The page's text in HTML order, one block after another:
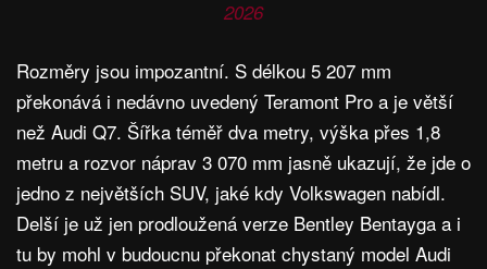
2026
Rozměry jsou impozantní. S délkou 5 207 mm
překonává i nedávno uvedený Teramont Pro a je větší
než Audi Q7. Šířka téměř dva metry, výška přes 1,8
metru a rozvor náprav 3 070 mm jasně ukazují, že jde o
jedno z největších SUV, jaké kdy Volkswagen nabídl.
Delší je už jen prodloužená verze Bentley Bentayga a i
tu by mohl v budoucnu překonat chystaný model Audi